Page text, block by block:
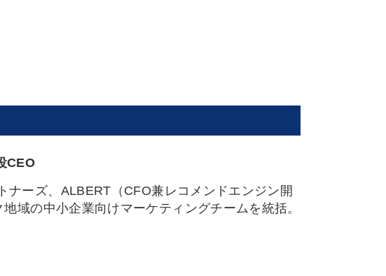
CEO
ーズ、ALBERT（CFO兼レコメンドエンジン開
域の中小企業向けマーケティングチームを統括。